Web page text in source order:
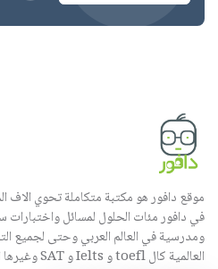
موقع دافور هو مكتبة متكاملة تحوي الاف
في دافور مئات الحلول لمسائل واختبارات
ومدرسية في العالم العربي وحتى لجميع
العالمية كال toefl و Ielts و SAT وغيرها الكثير.